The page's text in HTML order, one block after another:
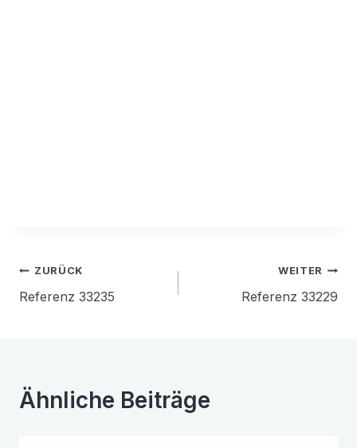
Beitragsnavigation
ZURÜCK
Referenz 33235
WEITER
Referenz 33229
Ähnliche Beiträge